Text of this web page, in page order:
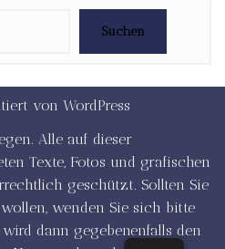
Suchen
von WordPress
Alle auf dieser
Texte, Fotos und grafischen
geschützt. Sollten Sie
wenden Sie sich bitte
dann gegebenenfalls den